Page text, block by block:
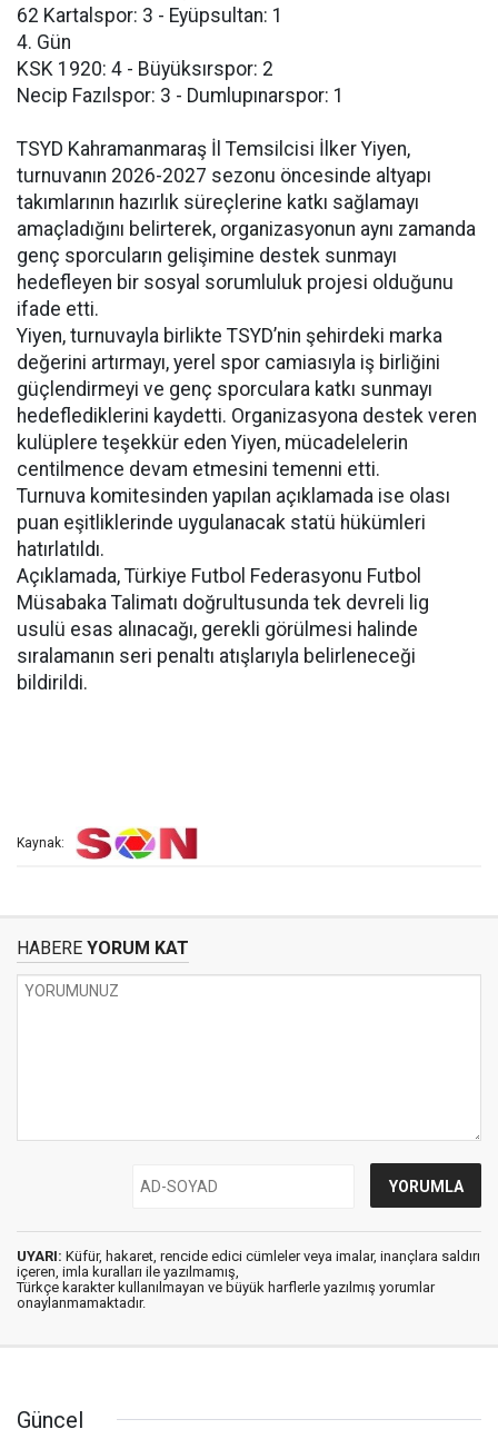
62 Kartalspor: 3 - Eyüpsultan: 1
4. Gün
KSK 1920: 4 - Büyüksırspor: 2
Necip Fazılspor: 3 - Dumlupınarspor: 1
TSYD Kahramanmaraş İl Temsilcisi İlker Yiyen,
turnuvanın 2026-2027 sezonu öncesinde altyapı
takımlarının hazırlık süreçlerine katkı sağlamayı
amaçladığını belirterek, organizasyonun aynı zamanda
genç sporcuların gelişimine destek sunmayı
hedefleyen bir sosyal sorumluluk projesi olduğunu
ifade etti.
Yiyen, turnuvayla birlikte TSYD’nin şehirdeki marka
değerini artırmayı, yerel spor camiasıyla iş birliğini
güçlendirmeyi ve genç sporculara katkı sunmayı
hedeflediklerini kaydetti. Organizasyona destek veren
kulüplere teşekkür eden Yiyen, mücadelelerin
centilmence devam etmesini temenni etti.
Turnuva komitesinden yapılan açıklamada ise olası
puan eşitliklerinde uygulanacak statü hükümleri
hatırlatıldı.
Açıklamada, Türkiye Futbol Federasyonu Futbol
Müsabaka Talimatı doğrultusunda tek devreli lig
usulü esas alınacağı, gerekli görülmesi halinde
sıralamanın seri penaltı atışlarıyla belirleneceği
bildirildi.
Kaynak:
HABERE YORUM KAT
UYARI: Küfür, hakaret, rencide edici cümleler veya imalar, inançlara saldırı
içeren, imla kuralları ile yazılmamış,
Türkçe karakter kullanılmayan ve büyük harflerle yazılmış yorumlar
onaylanmamaktadır.
Güncel